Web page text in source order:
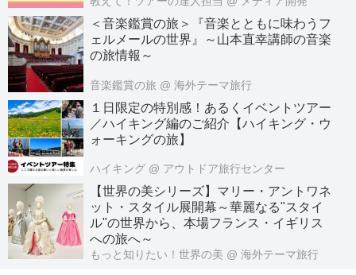
＜音楽鑑賞の旅＞『音楽とともに味わうフ
ェルメールの世界』～山本直幸講師の音楽
の旅情報～
音楽鑑賞の旅 @ 海外テーマ旅行
１日限定の特別感！あるくイベントツアー
／ハイキング編のご紹介【ハイキング・ウ
ォーキングの旅】
ハイキング @ アウトドア旅行センター
【世界の美シリーズ】マリー・アントワネ
ット・スタイル展開幕～華麗なる"スタイ
ル"の世界から、本場フランス・イギリス
への旅へ～
もっと知りたい！世界の美 @ 海外テーマ旅行